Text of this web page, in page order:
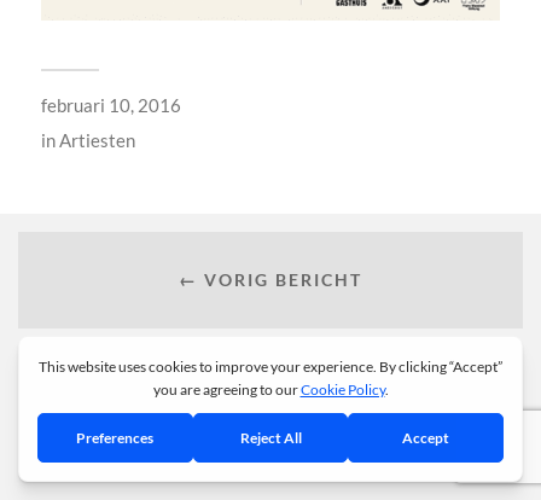
februari 10, 2016
in Artiesten
← VORIG BERICHT
VOLGEND BERICHT →